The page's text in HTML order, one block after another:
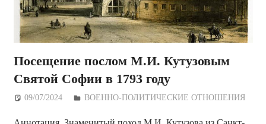
Посещение послом М.И. Кутузовым
Святой Софии в 1793 году
09/07/2024 Дежурный по Редакции
ВОЕННО-ПОЛИТИЧЕСКИE ОТНОШЕНИЯ